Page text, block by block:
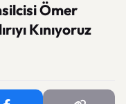
Ömer
Kınıyoruz